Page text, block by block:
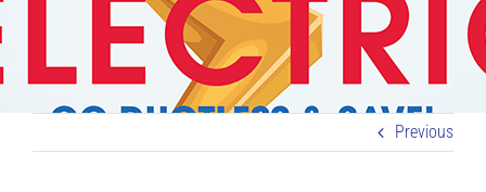
Promociones y ofertas especiales
PREGUNTAS FRECUENTES Previous